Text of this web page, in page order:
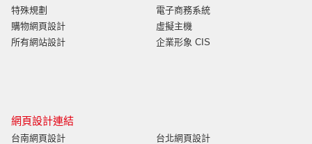
特殊規劃
購物網頁設計
所有網站設計
電子商務系統
虛擬主機
企業形象 CIS
網頁設計連結
台南網頁設計
台北網頁設計